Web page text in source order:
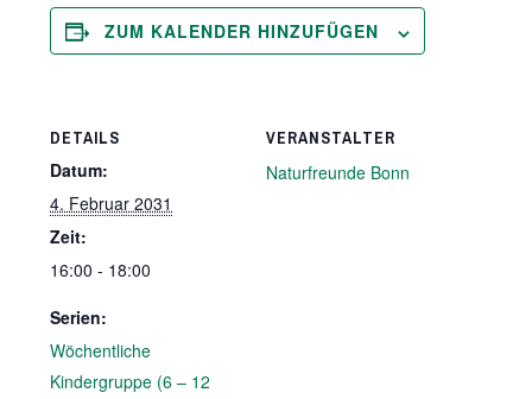
ZUM KALENDER HINZUFÜGEN
DETAILS
Datum:
4. Februar 2031
Zeit:
16:00 - 18:00
Serien:
Wöchentliche
Kindergruppe (6 – 12
VERANSTALTER
Naturfreunde Bonn